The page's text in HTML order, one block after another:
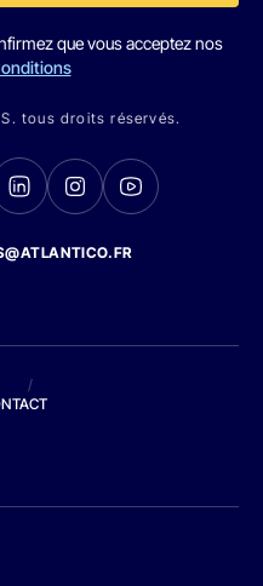
que vous acceptez nos
tous droits réservés.
/